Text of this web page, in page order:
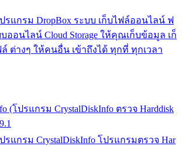
รแกรม DropBox ระบบ เก็บไฟล์ออนไลน์ ฟ
ออนไลน์ Cloud Storage ให้คุณเก็บข้อมูล เก็
ต่างๆ ให้คนอื่น เข้าถึงได้ ทุกที่ ทุกเวลา
(โปรแกรม CrystalDiskInfo ตรวจ Harddisk
แกรม CrystalDiskInfo โปรแกรมตรวจ Har